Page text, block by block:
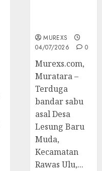
MUREXS
04/07/2026
0
Murexs.com,
Muratara –
Terduga
bandar sabu
asal Desa
Lesung Baru
Muda,
Kecamatan
Rawas Ulu,...